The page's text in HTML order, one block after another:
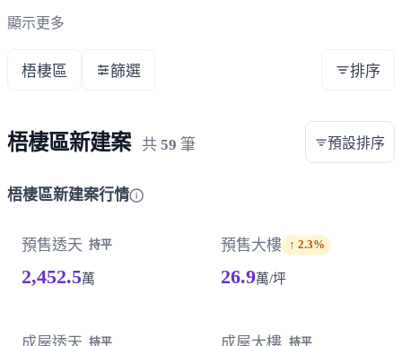
顯示更多
梧棲區 篩選 排序
梧棲區新建案 共 59 筆 預設排序
梧棲區新建案行情
預售透天 持平
2,452.5萬
預售大樓 ↑ 2.3%
26.9萬/坪
持平 持平